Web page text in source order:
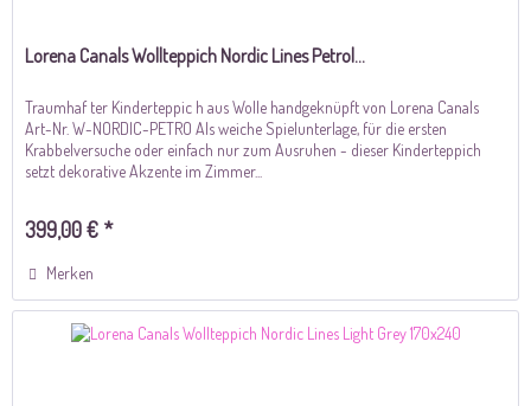
Lorena Canals Wollteppich Nordic Lines Petrol...
Traumhaf ter Kinderteppic h aus Wolle handgeknüpft von Lorena Canals
Art-Nr. W-NORDIC-PETRO Als weiche Spielunterlage, für die ersten
Krabbelversuche oder einfach nur zum Ausruhen - dieser Kinderteppich
setzt dekorative Akzente im Zimmer...
399,00 € *
Merken